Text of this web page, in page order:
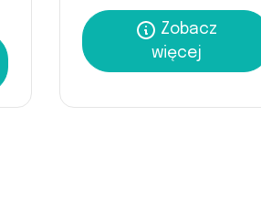
Zobacz
więcej